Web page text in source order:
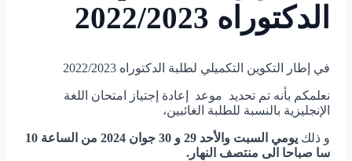
الدكتوراه 2022/2023
في إطار التكوين التكميلي لطلبة الدكتوراه 2022/2023
نعلمكم بأنه تم تحديد موعد إعادة إجتياز امتحان اللغة
الإنجليزية بالنسبة للطلبة الغائبين،
و ذلك
يومي السبت والأحد 29 و 30 جوان 2024 من الساعة 10
سا صباحا الى منتصف النهار.